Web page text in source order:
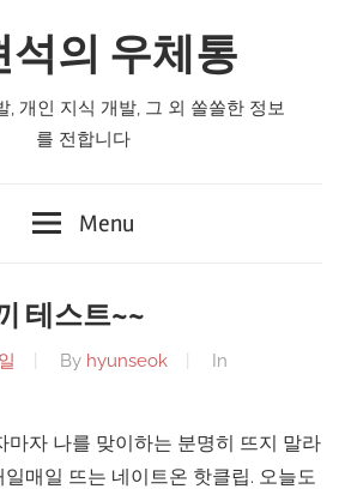
석의 우체통
, 개인 지식 개발, 그 외 쏠쏠한 정보
를 전합니다
Menu
테스트~~
By hyunseok
In
마자 나를 맞이하는 분명히 뜨지 말라
매일 뜨는 네이트온 핫클립. 오늘도